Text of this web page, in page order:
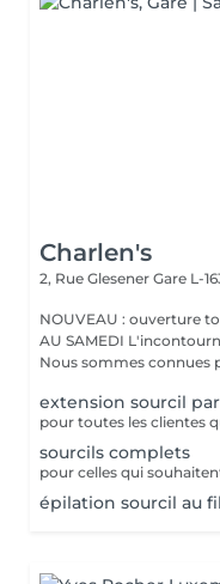
Charlen's
2, Rue Glesener Gare L-
NOUVEAU : ouverture
AU SAMEDI L'incontournable institut de beauté à Luxembourg.
Nous sommes connues
extension sourcil
sourcils complets
pour celles qui
épilation sourcil au